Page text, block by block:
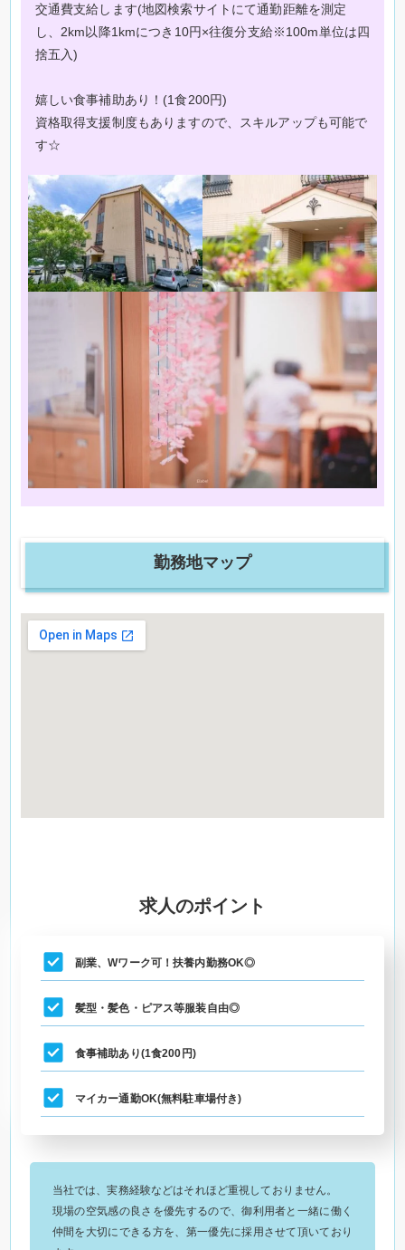
交通費支給します(地図検索サイトにて通勤距離を測定
し、2km以降1kmにつき10円×往復分支給※100m単位は四
捨五入)
嬉しい食事補助あり！(1食200円)
資格取得支援制度もありますので、スキルアップも可能で
す☆
勤務地マップ
求人のポイント
副業、Wワーク可！扶養内勤務OK◎
髪型・髪色・ピアス等服装自由◎
食事補助あり(1食200円)
マイカー通勤OK(無料駐車場付き)
当社では、実務経験などはそれほど重視しておりません。
現場の空気感の良さを優先するので、御利用者と一緒に働く
仲間を大切にできる方を、第一優先に採用させて頂いており